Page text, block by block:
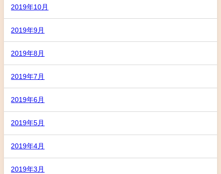
2019年10月
2019年9月
2019年8月
2019年7月
2019年6月
2019年5月
2019年4月
2019年3月